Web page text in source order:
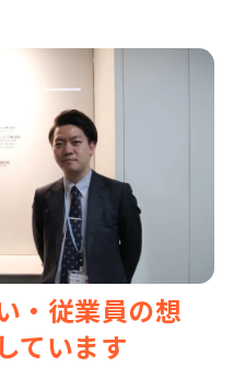
・従業員の想
ています